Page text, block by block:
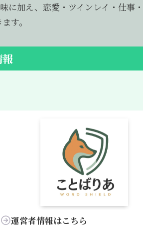
加え、恋愛・ツインレイ・仕事・
す。
運営者情報はこちら